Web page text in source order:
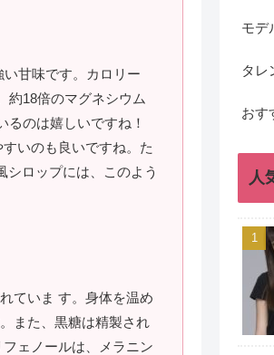
甘味です。カロリー
約18倍のマグネシウム
のは嬉しいですね！
いのも良いですね。た
ロップには、このよう
ていま す。身体を温め
また、黒糖は精製され
ェノールは、メラニン
モデ
タレ
おす
人